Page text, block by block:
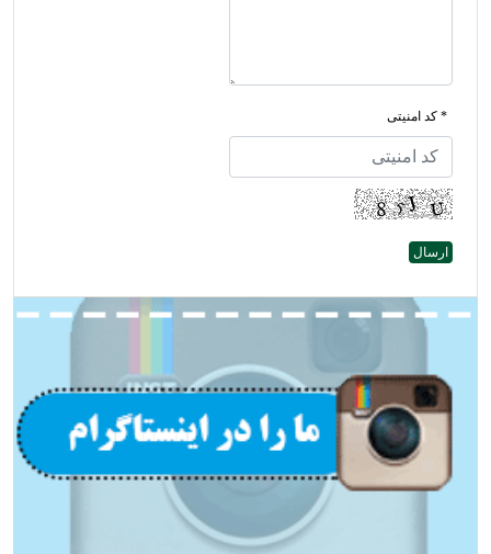
* کد امنیتی